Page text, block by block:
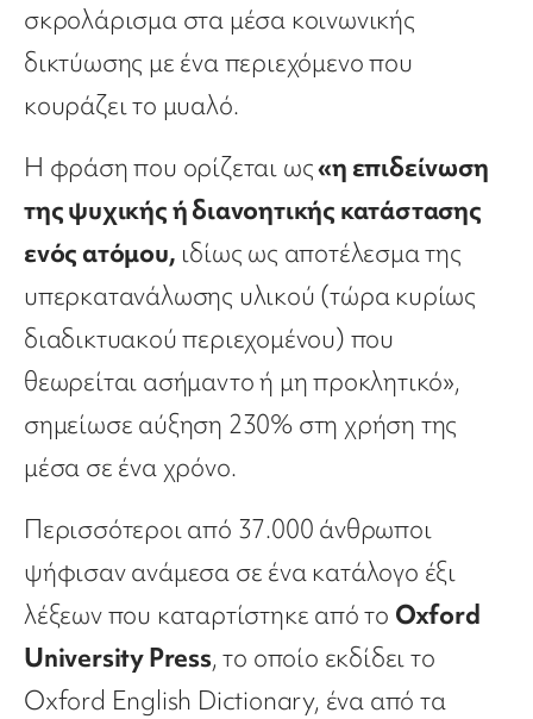
σκρολάρισμα στα μέσα κοινωνικής
δικτύωσης με ένα περιεχόμενο που
κουράζει το μυαλό.
Η φράση που ορίζεται ως«η επιδείνωση
της ψυχικής ή διανοητικής κατάστασης
ενός ατόμου, ιδίως ως αποτέλεσμα της
υπερκατανάλωσης υλικού (τώρα κυρίως
διαδικτυακού περιεχομένου) που
θεωρείται ασήμαντο ή μη προκλητικό»,
σημείωσε αύξηση 230% στη χρήση της
μέσα σε ένα χρόνο.
Περισσότεροι από 37.000 άνθρωποι
ψήφισαν ανάμεσα σε ένα κατάλογο έξι
λέξεων που καταρτίστηκε από το Oxford
University Press, το οποίο εκδίδει το
Oxford English Dictionary, ένα από τα